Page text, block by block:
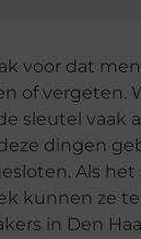
voor dat
of vergeten.
sleutel vaak
dingen
Als het
kunnen ze
in Den